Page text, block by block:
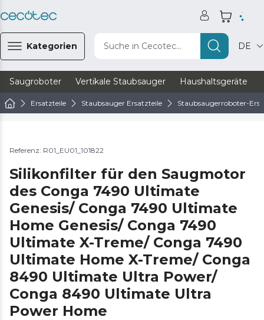
Kategorien Suche in Cecotec... DE
Saugroboter Vertikale Staubsauger Haushaltsgeräte
Ersatzteile Staubsauger Ersatzteile Staubsaugerroboter-
Referenz: R01_EU01_101822
Silikonfilter für den Saugmotor
des Conga 7490 Ultimate
Genesis/ Conga 7490 Ultimate
Home Genesis/ Conga 7490
Ultimate X-Treme/ Conga 7490
Ultimate Home X-Treme/ Conga
8490 Ultimate Ultra Power/
Conga 8490 Ultimate Ultra
Power Home